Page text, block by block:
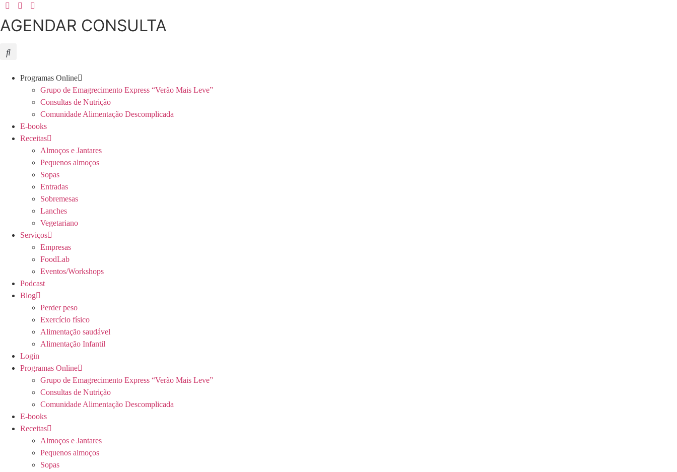
Skip
to
content
AGENDAR CONSULTA
Programas Online
Grupo de Emagrecimento Express “Verão Mais Leve”
Consultas de Nutrição
Comunidade Alimentação Descomplicada
E-books
Receitas
Almoços e Jantares
Pequenos almoços
Sopas
Entradas
Sobremesas
Lanches
Vegetariano
Serviços
Empresas
FoodLab
Eventos/Workshops
Podcast
Blog
Perder peso
Exercício físico
Alimentação saudável
Alimentação Infantil
Login
Programas Online
Grupo de Emagrecimento Express “Verão Mais Leve”
Consultas de Nutrição
Comunidade Alimentação Descomplicada
E-books
Receitas
Almoços e Jantares
Pequenos almoços
Sopas